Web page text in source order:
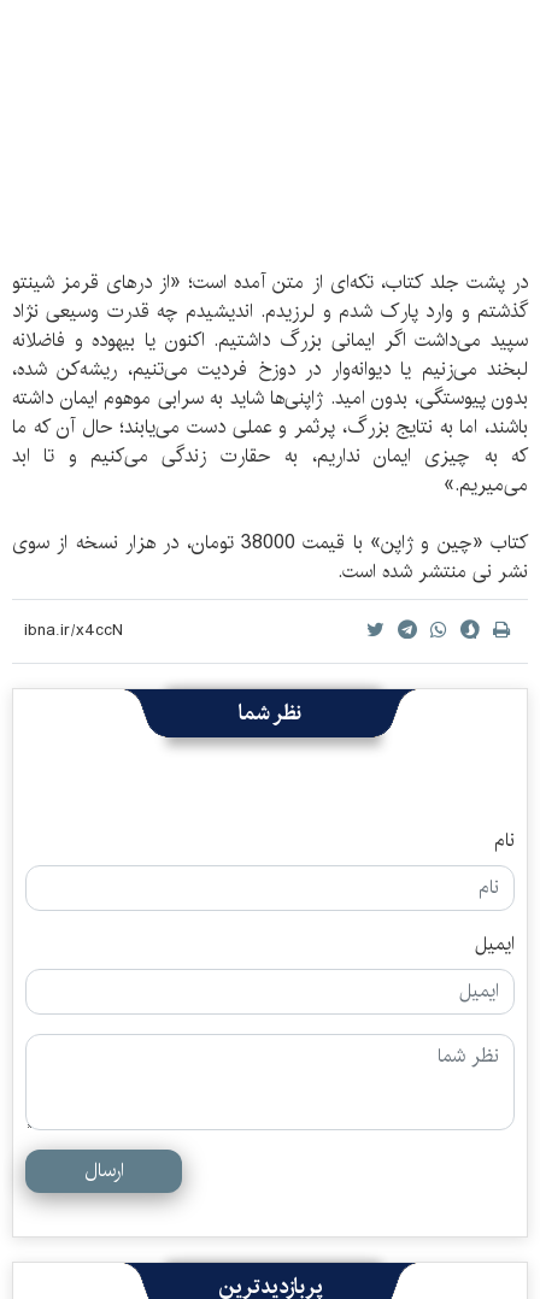
در پشت جلد کتاب، تکه‌ای از متن آمده است؛ «از درهای قرمز شینتو
گذشتم و وارد پارک شدم و لرزیدم. اندیشیدم چه قدرت وسیعی نژاد
سپید می‌داشت اگر ایمانی بزرگ داشتیم. اکنون یا بیهوده و فاضلانه
لبخند می‌زنیم یا دیوانه‌وار در دوزخ فردیت می‌تنیم، ریشه‌کن شده،
بدون پیوستگی، بدون امید. ژاپنی‌ها شاید به سرابی موهوم ایمان داشته
باشند، اما به نتایج بزرگ، پرثمر و عملی دست می‌یابند؛ حال آن که ما
که به چیزی ایمان نداریم، به حقارت زندگی می‌کنیم و تا ابد
می‌میریم.»
کتاب «چین و ژاپن» با قیمت 38000 تومان، در هزار نسخه از سوی
نشر نی منتشر شده است.
نظر شما
نام
ایمیل
ارسال
پربازدیدترین